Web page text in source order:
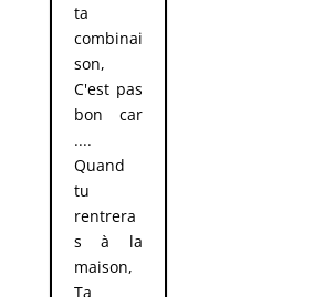
ta
combinai
son,
C'est pas
bon car
....
Quand
tu
rentrera
s à la
maison,
Ta